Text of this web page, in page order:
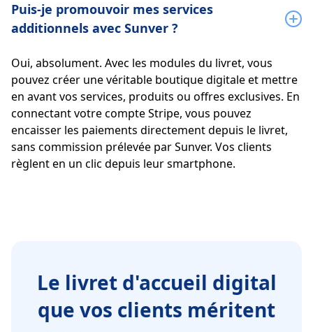
Puis-je promouvoir mes services
additionnels avec Sunver ?
Oui, absolument. Avec les modules du livret, vous
pouvez créer une véritable boutique digitale et mettre
en avant vos services, produits ou offres exclusives. En
connectant votre compte Stripe, vous pouvez
encaisser les paiements directement depuis le livret,
sans commission prélevée par Sunver. Vos clients
règlent en un clic depuis leur smartphone.
Le livret d'accueil digital
que vos clients méritent